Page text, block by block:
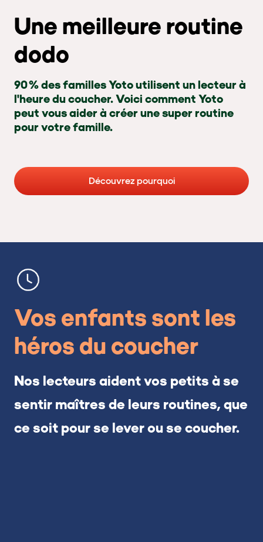
Une meilleure routine
dodo
90 % des familles Yoto utilisent un lecteur à
l'heure du coucher. Voici comment Yoto
peut vous aider à créer une super routine
pour votre famille.
Découvrez pourquoi
Vos enfants sont les
héros du coucher
Nos lecteurs aident vos petits à se
sentir maîtres de leurs routines, que
ce soit pour se lever ou se coucher.